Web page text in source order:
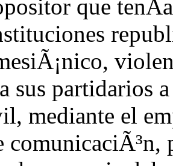
que
sus partidarios
mediante el
comunicaciÃ³n,